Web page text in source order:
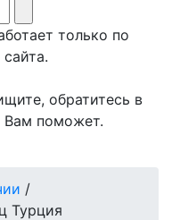
только по
обратитесь в
Вам поможет.
/
Турция